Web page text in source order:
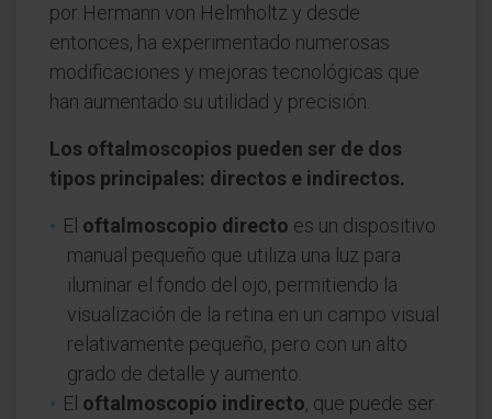
por Hermann von Helmholtz y desde
entonces, ha experimentado numerosas
modificaciones y mejoras tecnológicas que
han aumentado su utilidad y precisión.
Los oftalmoscopios pueden ser de dos
tipos principales: directos e indirectos.
El oftalmoscopio directo es un dispositivo
manual pequeño que utiliza una luz para
iluminar el fondo del ojo, permitiendo la
visualización de la retina en un campo visual
relativamente pequeño, pero con un alto
grado de detalle y aumento.
El oftalmoscopio indirecto, que puede ser